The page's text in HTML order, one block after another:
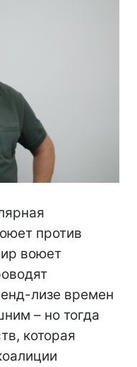
против
воюет
лизе времен
– но тогда
которая